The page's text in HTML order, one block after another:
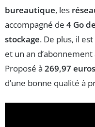
bureautique, les
accompagné de 4 Go
stockage. De plus, il
et un an d’abonnement
Proposé à 269,97 euros
d’une bonne qualité à